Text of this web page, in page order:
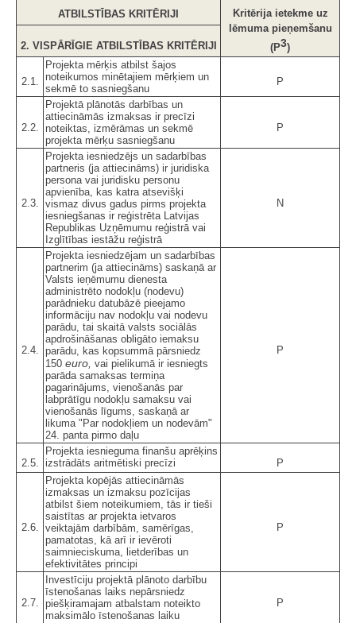
ATBILSTĪBAS KRITĒRIJI
Kritērija ietekme uz
lēmuma pieņemšanu
(P3)
2. VISPĀRĪGIE ATBILSTĪBAS KRITĒRIJI
2.1.
Projekta mērķis atbilst šajos
noteikumos minētajiem mērķiem un
sekmē to sasniegšanu
P
2.2.
Projektā plānotās darbības un
attiecināmās izmaksas ir precīzi
noteiktas, izmērāmas un sekmē
projekta mērķu sasniegšanu
P
2.3.
Projekta iesniedzējs un sadarbības
partneris (ja attiecināms) ir juridiska
persona vai juridisku personu
apvienība, kas katra atsevišķi
vismaz divus gadus pirms projekta
iesniegšanas ir reģistrēta Latvijas
Republikas Uzņēmumu reģistrā vai
Izglītības iestāžu reģistrā
N
2.4.
Projekta iesniedzējam un sadarbības
partnerim (ja attiecināms) saskaņā ar
Valsts ieņēmumu dienesta
administrēto nodokļu (nodevu)
parādnieku datubāzē pieejamo
informāciju nav nodokļu vai nodevu
parādu, tai skaitā valsts sociālās
apdrošināšanas obligāto iemaksu
parādu, kas kopsummā pārsniedz
150 euro, vai pielikumā ir iesniegts
parāda samaksas termiņa
pagarinājums, vienošanās par
labprātīgu nodokļu samaksu vai
vienošanās līgums, saskaņā ar
likuma "Par nodokļiem un nodevām"
24. panta pirmo daļu
P
2.5.
Projekta iesnieguma finanšu aprēķins
izstrādāts aritmētiski precīzi
P
2.6.
Projekta kopējās attiecināmās
izmaksas un izmaksu pozīcijas
atbilst šiem noteikumiem, tās ir tieši
saistītas ar projekta ietvaros
veiktajām darbībām, samērīgas,
pamatotas, kā arī ir ievēroti
saimnieciskuma, lietderības un
efektivitātes principi
P
2.7.
Investīciju projektā plānoto darbību
īstenošanas laiks nepārsniedz
piešķiramajam atbalstam noteikto
maksimālo īstenošanas laiku
P